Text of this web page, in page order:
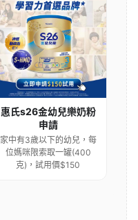
惠氏s26金幼兒樂奶粉
申請
家中有3歲以下的幼兒，每
位媽咪限索取一罐(400
克)，試用價$150